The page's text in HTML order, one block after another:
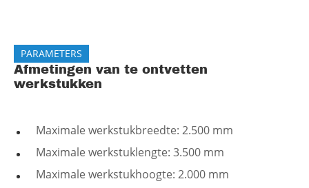
PARAMETERS
Afmetingen van te ontvetten
werkstukken
Maximale werkstukbreedte: 2.500 mm
Maximale werkstuklengte: 3.500 mm
Maximale werkstukhoogte: 2.000 mm